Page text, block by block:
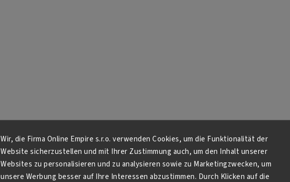
Wir, die Firma Online Empire s.r.o. verwenden Cookies, um die Funktionalität der
Website sicherzustellen und mit Ihrer Zustimmung auch, um den Inhalt unserer
Websites zu personalisieren und zu analysieren sowie zu Marketingzwecken, um
unsere Werbung besser auf Ihre Interessen abzustimmen. Durch Klicken auf die